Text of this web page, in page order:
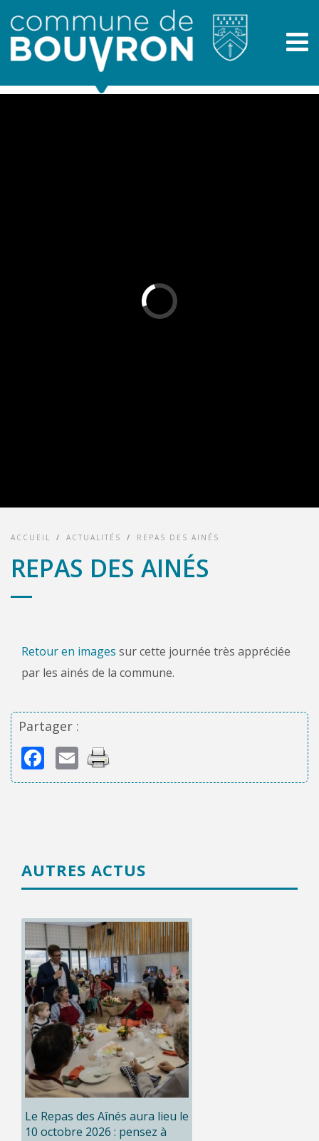
ACCUEIL / ACTUALITÉS / REPAS DES AINÉS
REPAS DES AINÉS
Retour en images sur cette journée très appréciée
par les ainés de la commune.
Partager :
Facebook
Email
AUTRES ACTUS
Le Repas des Aînés aura lieu le
10 octobre 2026 : pensez à